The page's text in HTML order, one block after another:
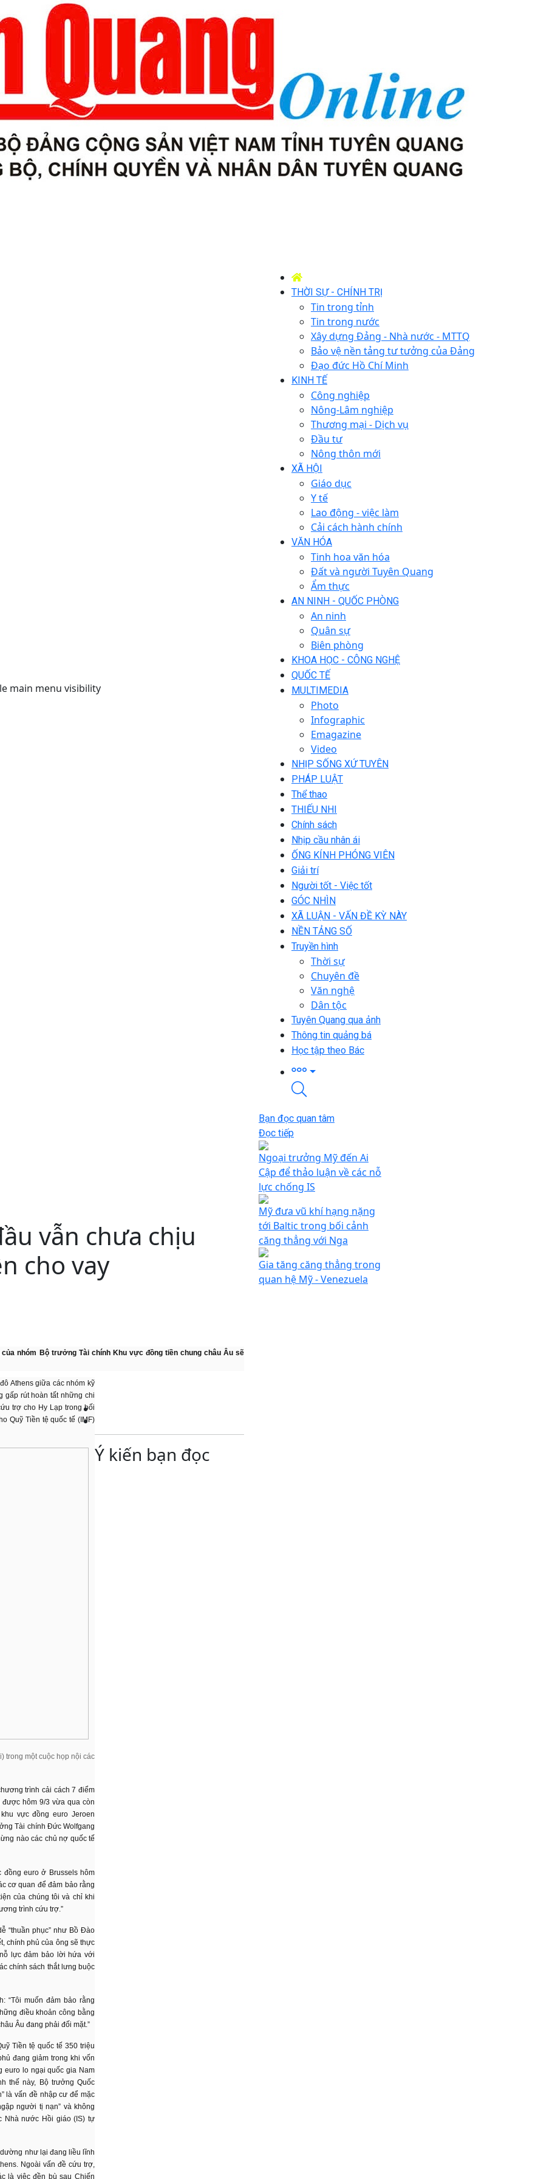
main menu visibility
THỜI SỰ - CHÍNH TRỊ
Tin trong tỉnh
Tin trong nước
Xây dựng Đảng - Nhà nước - MTTQ
Bảo vệ nền tảng tư tưởng của Đảng
Đạo đức Hồ Chí Minh
KINH TẾ
Công nghiệp
Nông-Lâm nghiệp
Thương mại - Dịch vụ
Đầu tư
Nông thôn mới
XÃ HỘI
Giáo dục
Y tế
Lao động - việc làm
Cải cách hành chính
VĂN HÓA
Tinh hoa văn hóa
Đất và người Tuyên Quang
Ẩm thực
AN NINH - QUỐC PHÒNG
An ninh
Quân sự
Biên phòng
KHOA HỌC - CÔNG NGHỆ
QUỐC TẾ
MULTIMEDIA
Photo
Infographic
Emagazine
Video
NHỊP SỐNG XỨ TUYÊN
PHÁP LUẬT
Thể thao
THIẾU NHI
Chính sách
Nhịp cầu nhân ái
ỐNG KÍNH PHÓNG VIÊN
Giải trí
Người tốt - Việc tốt
GÓC NHÌN
XÃ LUẬN - VẤN ĐỀ KỲ NÀY
NỀN TẢNG SỐ
Truyền hình
Thời sự
Chuyên đề
Văn nghệ
Dân tộc
Tuyên Quang qua ảnh
Thông tin quảng bá
Học tập theo Bác
vẫn chưa chịu
cho vay
nhóm Bộ trưởng Tài chính Khu vực đồng tiền chung châu Âu sẽ
Athens giữa các nhóm kỹ
gấp rút hoàn tất những chi
trợ cho Hy Lạp trong bối
Quỹ Tiền tệ quốc tế (IMF)
trong một cuộc họp nội các
trình cải cách 7 điểm
hôm 9/3 vừa qua còn
vực đồng euro Jeroen
Tài chính Đức Wolfgang
nào các chủ nợ quốc tế
đồng euro ở Brussels hôm
cơ quan để đảm bảo rằng
của chúng tôi và chỉ khi
trình cứu trợ.”
“thuần phục” như Bồ Đào
chính phủ của ông sẽ thực
lực đảm bảo lời hứa với
chính sách thắt lưng buộc
“Tôi muốn đảm bảo rằng
điều khoản công bằng
Âu đang phải đối mặt.”
Tiền tệ quốc tế 350 triệu
đang giảm trong khi vốn
euro lo ngại quốc gia Nam
thế này, Bộ trưởng Quốc
là vấn đề nhập cư để mặc
người tị nạn” và không
Nhà nước Hồi giáo (IS) tự
như lại đang liều lĩnh
Ngoài vấn đề cứu trợ,
là việc đền bù sau Chiến
Ý kiến bạn đọc
Bạn đọc quan tâm
Đọc tiếp
Ngoại trưởng Mỹ đến Ai
Cập để thảo luận về các nỗ
lực chống IS
Mỹ đưa vũ khí hạng nặng
tới Baltic trong bối cảnh
căng thẳng với Nga
Gia tăng căng thẳng trong
quan hệ Mỹ - Venezuela